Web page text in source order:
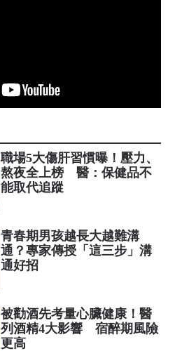
職場5大傷肝習慣曝！壓力、
熬夜全上榜 醫：保健品不
能取代追蹤
青春期男孩越長大越難溝
通？專家傳授「這三步」溝
通好招
被勸酒先考量心臟健康！醫
列酒精4大影響 宿醉期風險
更高